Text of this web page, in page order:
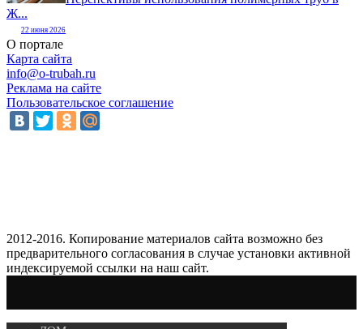
Ж...
22 июня 2026
О портале
Карта сайта
info@o-trubah.ru
Реклама на сайте
Пользовательское соглашение
2012-2016. Копирование материалов сайта возможно без
предварительного согласования в случае установки активной
индексируемой ссылки на наш сайт.